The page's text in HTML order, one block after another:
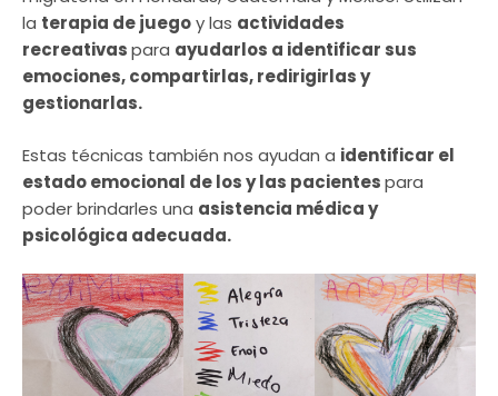
la terapia de juegoy las actividades
recreativaspara ayudarlos a identificar sus
emociones, compartirlas, redirigirlas y
gestionarlas.
Estas técnicas también nos ayudan a identificar el
estado emocional de los y las pacientespara
poder brindarles una asistencia médica y
psicológica adecuada.